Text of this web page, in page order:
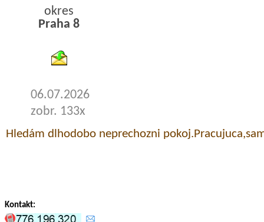
okres
Praha 8
06.07.2026
zobr. 133x
Hledám dlhodobo neprechozni
Kontakt: